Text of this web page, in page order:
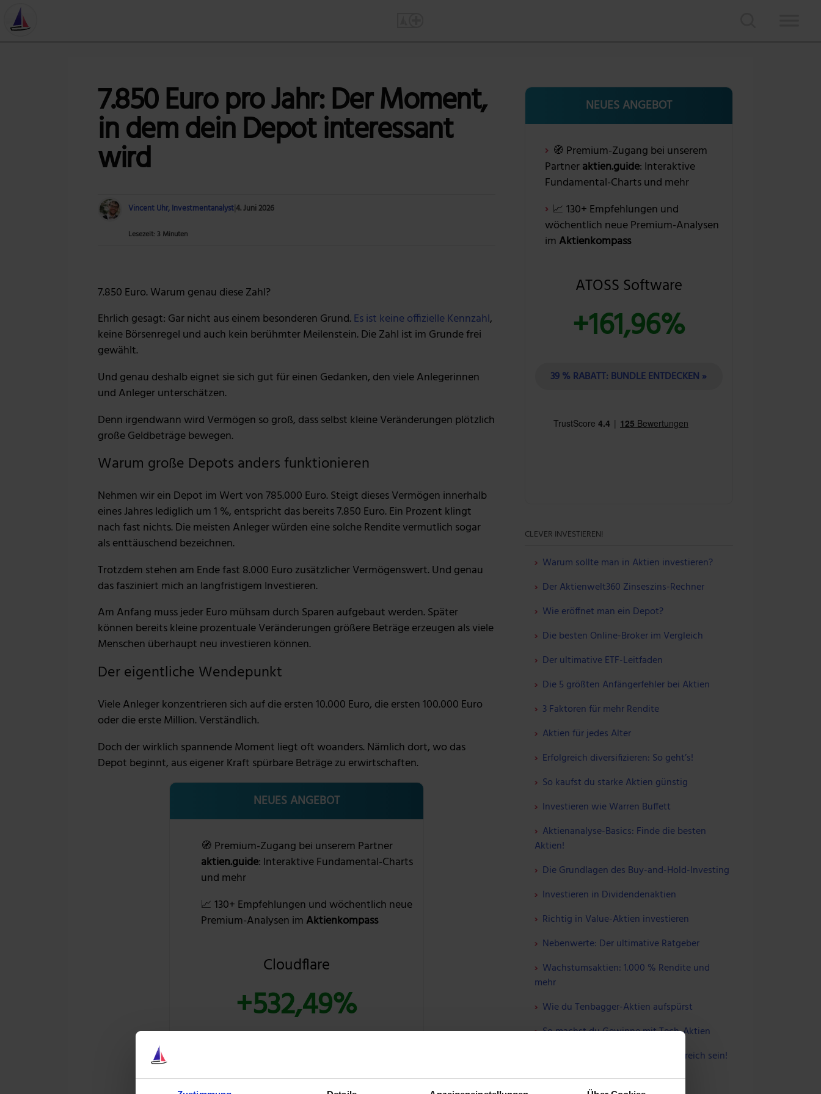
7.850 Euro pro Jahr: Der Moment,
in dem dein Depot interessant
wird
Vincent Uhr, Investmentanalyst4. Juni 2026
Lesezeit: 3 Minuten
7.850 Euro. Warum genau diese Zahl?
Ehrlich gesagt: Gar nicht aus einem besonderen Grund.Es ist keine offizielle Kennzahl,
keine Börsenregel und auch kein berühmter Meilenstein. Die Zahl ist im Grunde frei
gewählt.
Und genau deshalb eignet sie sich gut für einen Gedanken, den viele Anlegerinnen
und Anleger unterschätzen.
Denn irgendwann wird Vermögen so groß, dass selbst kleine Veränderungen plötzlich
große Geldbeträge bewegen.
Warum große Depots anders funktionieren
Nehmen wir ein Depot im Wert von 785.000 Euro. Steigt dieses Vermögen innerhalb
eines Jahres lediglich um 1 %, entspricht das bereits 7.850 Euro. Ein Prozent klingt
nach fast nichts. Die meisten Anleger würden eine solche Rendite vermutlich sogar
als enttäuschend bezeichnen.
Trotzdem stehen am Ende fast 8.000 Euro zusätzlicher Vermögenswert. Und genau
das fasziniert mich an langfristigem Investieren.
Am Anfang muss jeder Euro mühsam durch Sparen aufgebaut werden. Später
können bereits kleine prozentuale Veränderungen größere Beträge erzeugen als viele
Menschen überhaupt neu investieren können.
Der eigentliche Wendepunkt
Viele Anleger konzentrieren sich auf die ersten 10.000 Euro, die ersten 100.000 Euro
oder die erste Million. Verständlich.
Doch der wirklich spannende Moment liegt oft woanders. Nämlich dort, wo das
Depot beginnt, aus eigener Kraft spürbare Beträge zu erwirtschaften.
NEUES ANGEBOT
🧭 Premium-Zugang bei unserem Partner
aktien.guide: Interaktive Fundamental-Charts
und mehr
📈 130+ Empfehlungen und wöchentlich neue
Premium-Analysen im Aktienkompass
Cloudflare
+532,49%
NEUES ANGEBOT
🧭 Premium-Zugang bei unserem
Partneraktien.guide: Interaktive
Fundamental-Charts und mehr
📈 130+ Empfehlungen und
wöchentlich neue Premium-Analysen
im Aktienkompass
ATOSS Software
+161,96%
39 % RABATT: BUNDLE ENTDECKEN »
CLEVER INVESTIEREN!
Warum sollte man in Aktien investieren?
Der Aktienwelt360 Zinseszins-Rechner
Wie eröffnet man ein Depot?
Die besten Online-Broker im Vergleich
Der ultimative ETF-Leitfaden
Die 5 größten Anfängerfehler bei Aktien
3 Faktoren für mehr Rendite
Aktien für jedes Alter
Erfolgreich diversifizieren: So geht’s!
So kaufst du starke Aktien günstig
Investieren wie Warren Buffett
Aktienanalyse-Basics: Finde die besten
Aktien!
Die Grundlagen des Buy-and-Hold-Investing
Investieren in Dividendenaktien
Richtig in Value-Aktien investieren
Nebenwerte: Der ultimative Ratgeber
Wachstumsaktien: 1.000 % Rendite und
mehr
Wie du Tenbagger-Aktien aufspürst
So machst du Gewinne mit Tech-Aktien
Fintech-Aktien: So wirst du erfolgreich sein!